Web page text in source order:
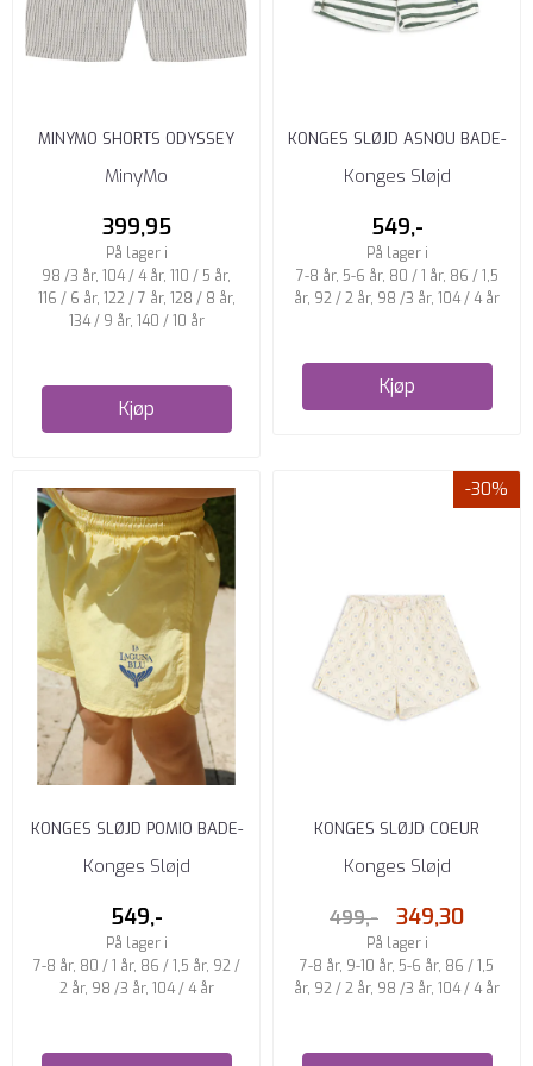
MINYMO SHORTS ODYSSEY
GRAY
MinyMo
399,95
På lager i
98 /3 år, 104 / 4 år, 110 / 5 år,
116 / 6 år, 122 / 7 år, 128 / 8 år,
134 / 9 år, 140 / 10 år
Kjøp
KONGES SLØJD ASNOU BADE-
SHORTS STRIPE VERTI
Konges Sløjd
549,-
På lager i
7-8 år, 5-6 år, 80 / 1 år, 86 / 1,5
år, 92 / 2 år, 98 /3 år, 104 / 4 år
Kjøp
KONGES SLØJD POMIO BADE-
SHORTS POPCORN
Konges Sløjd
549,-
På lager i
7-8 år, 80 / 1 år, 86 / 1,5 år, 92 /
2 år, 98 /3 år, 104 / 4 år
-30%
KONGES SLØJD COEUR
SHORTS CIEL MIRAGE
Konges Sløjd
499,- 349,30
På lager i
7-8 år, 9-10 år, 5-6 år, 86 / 1,5
år, 92 / 2 år, 98 /3 år, 104 / 4 år